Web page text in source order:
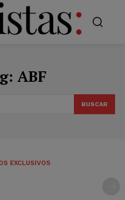
ABF
BUSCAR
EXCLUSIVOS